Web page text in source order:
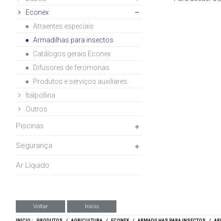
Econex
Atraentes especiais
Armadilhas para insectos
Catálogos gerais Econex
Difusores de feromonas
Produtos e serviços auxiliares
Italpollina
Outros
Piscinas
Segurança
Ar Líquido
Voltar Início